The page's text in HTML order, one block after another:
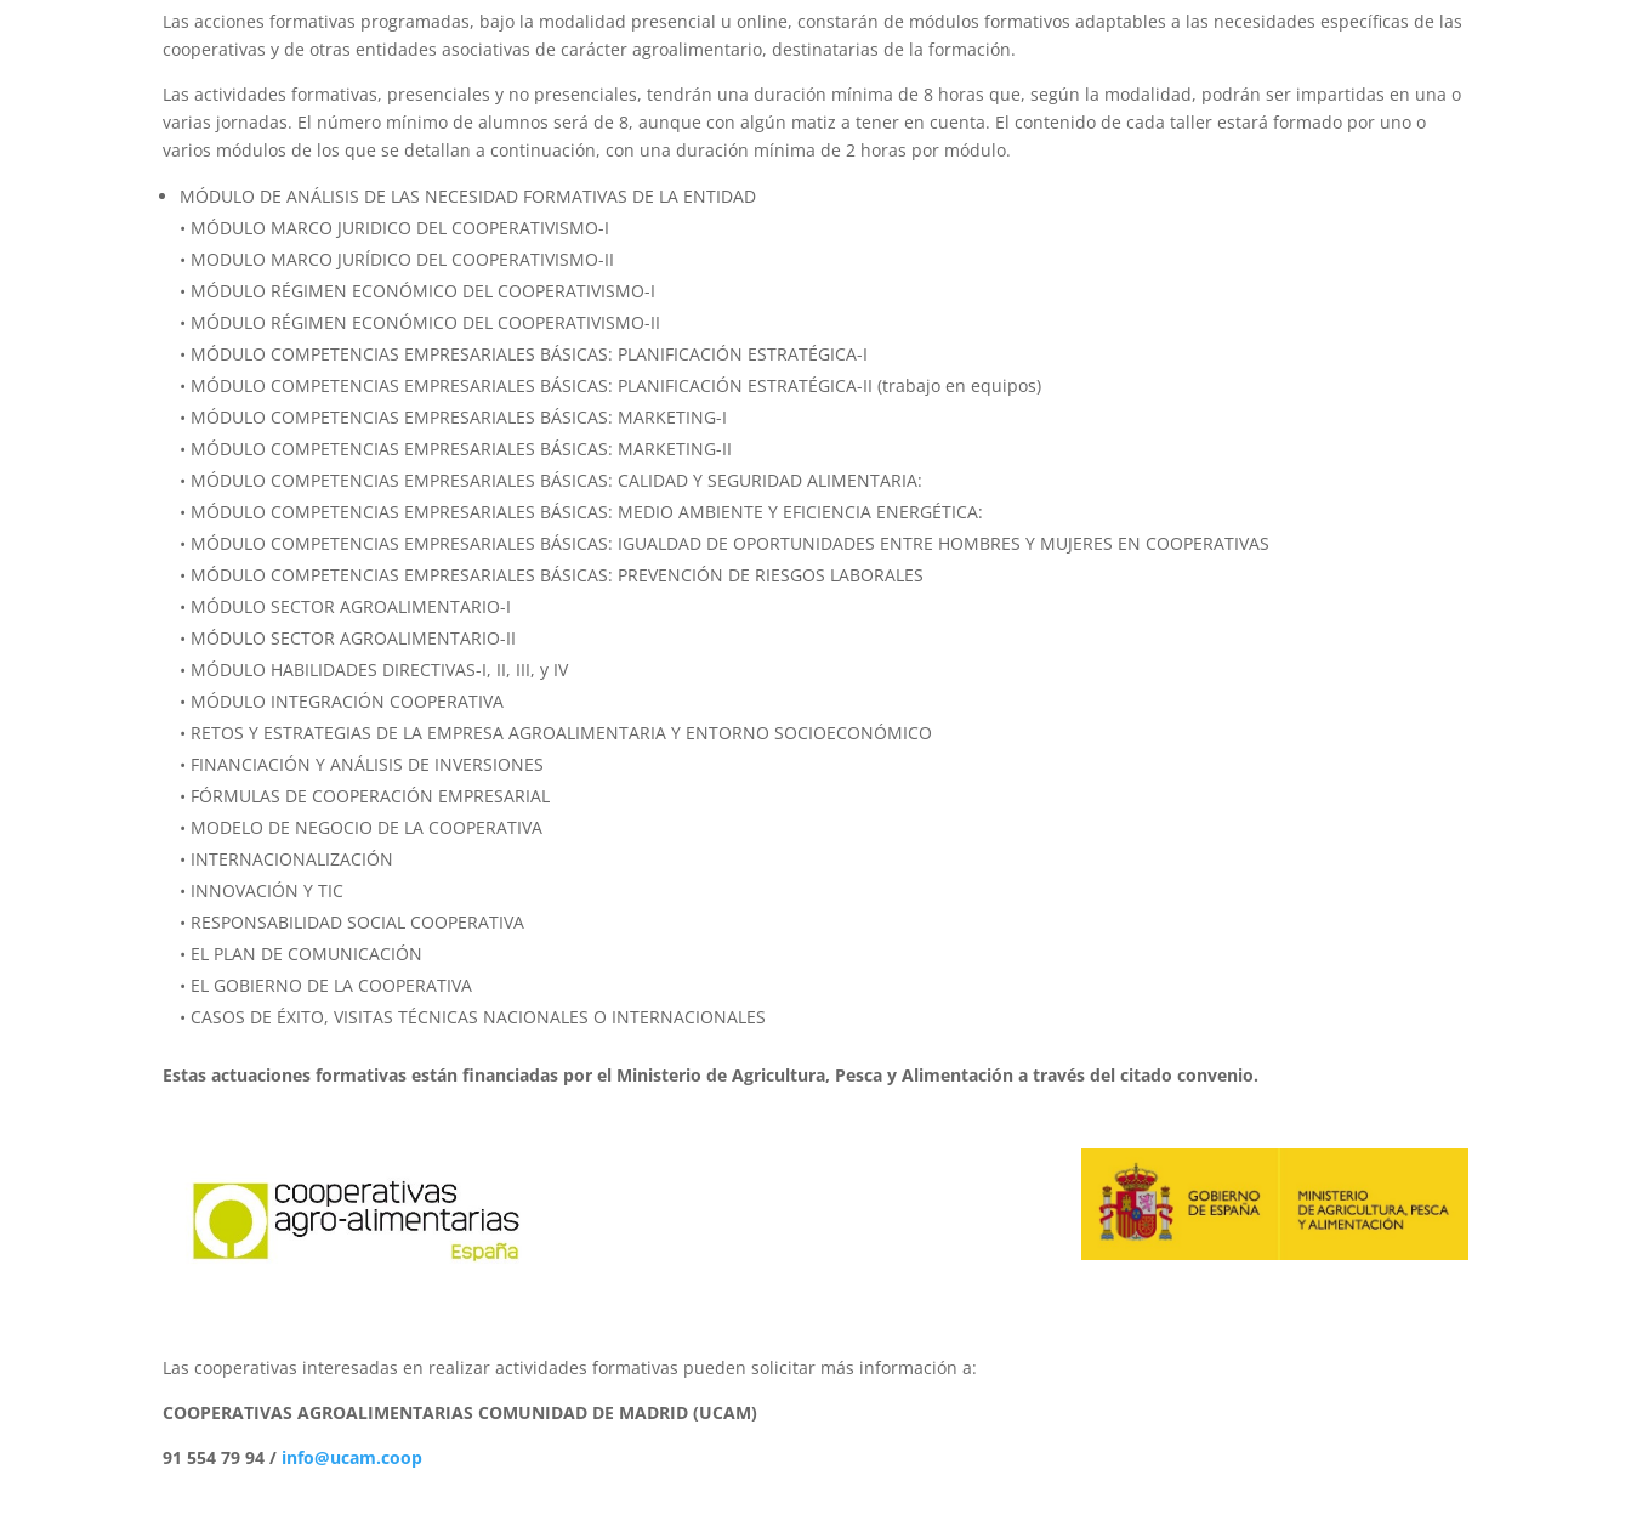
Las acciones formativas programadas, bajo la modalidad presencial u online, constarán de módulos formativos adaptables a las necesidades específicas de las
cooperativas y de otras entidades asociativas de carácter agroalimentario, destinatarias de la formación.
Las actividades formativas, presenciales y no presenciales, tendrán una duración mínima de 8 horas que, según la modalidad, podrán ser impartidas en una o
varias jornadas. El número mínimo de alumnos será de 8, aunque con algún matiz a tener en cuenta. El contenido de cada taller estará formado por uno o
varios módulos de los que se detallan a continuación, con una duración mínima de 2 horas por módulo.
MÓDULO DE ANÁLISIS DE LAS NECESIDAD FORMATIVAS DE LA ENTIDAD
• MÓDULO MARCO JURIDICO DEL COOPERATIVISMO-I
• MODULO MARCO JURÍDICO DEL COOPERATIVISMO-II
• MÓDULO RÉGIMEN ECONÓMICO DEL COOPERATIVISMO-I
• MÓDULO RÉGIMEN ECONÓMICO DEL COOPERATIVISMO-II
• MÓDULO COMPETENCIAS EMPRESARIALES BÁSICAS: PLANIFICACIÓN ESTRATÉGICA-I
• MÓDULO COMPETENCIAS EMPRESARIALES BÁSICAS: PLANIFICACIÓN ESTRATÉGICA-II (trabajo en equipos)
• MÓDULO COMPETENCIAS EMPRESARIALES BÁSICAS: MARKETING-I
• MÓDULO COMPETENCIAS EMPRESARIALES BÁSICAS: MARKETING-II
• MÓDULO COMPETENCIAS EMPRESARIALES BÁSICAS: CALIDAD Y SEGURIDAD ALIMENTARIA:
• MÓDULO COMPETENCIAS EMPRESARIALES BÁSICAS: MEDIO AMBIENTE Y EFICIENCIA ENERGÉTICA:
• MÓDULO COMPETENCIAS EMPRESARIALES BÁSICAS: IGUALDAD DE OPORTUNIDADES ENTRE HOMBRES Y MUJERES EN COOPERATIVAS
• MÓDULO COMPETENCIAS EMPRESARIALES BÁSICAS: PREVENCIÓN DE RIESGOS LABORALES
• MÓDULO SECTOR AGROALIMENTARIO-I
• MÓDULO SECTOR AGROALIMENTARIO-II
• MÓDULO HABILIDADES DIRECTIVAS-I, II, III, y IV
• MÓDULO INTEGRACIÓN COOPERATIVA
• RETOS Y ESTRATEGIAS DE LA EMPRESA AGROALIMENTARIA Y ENTORNO SOCIOECONÓMICO
• FINANCIACIÓN Y ANÁLISIS DE INVERSIONES
• FÓRMULAS DE COOPERACIÓN EMPRESARIAL
• MODELO DE NEGOCIO DE LA COOPERATIVA
• INTERNACIONALIZACIÓN
• INNOVACIÓN Y TIC
• RESPONSABILIDAD SOCIAL COOPERATIVA
• EL PLAN DE COMUNICACIÓN
• EL GOBIERNO DE LA COOPERATIVA
• CASOS DE ÉXITO, VISITAS TÉCNICAS NACIONALES O INTERNACIONALES
Estas actuaciones formativas están financiadas por el Ministerio de Agricultura, Pesca y Alimentación a través del citado convenio.
Las cooperativas interesadas en realizar actividades formativas pueden solicitar más información a:
COOPERATIVAS AGROALIMENTARIAS COMUNIDAD DE MADRID (UCAM)
91 554 79 94 / info@ucam.coop